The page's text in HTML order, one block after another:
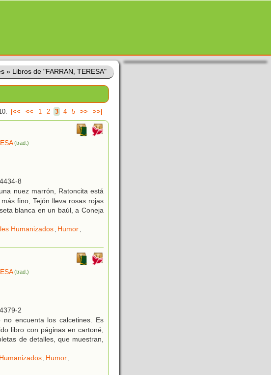
» Libros de "FARRAN, TERESA"
|<< << 1 2 3 4 5 >> >>|
(trad.)
8
nuez marrón, Ratoncita está
fino, Tejón lleva rosas rojas
blanca en un baúl, a Coneja
Humanizados, Humor,
(trad.)
2
encuenta los calcetines. Es
libro con páginas en cartoné,
de detalles, que muestran,
, Humor,